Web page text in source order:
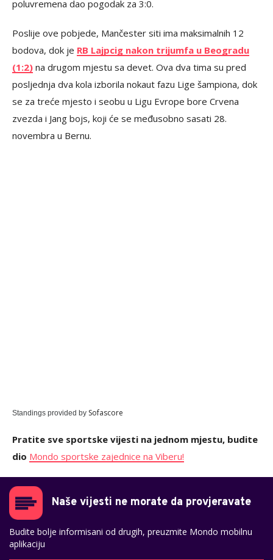
poluvremena dao pogodak za 3:0.
Poslije ove pobjede, Mančester siti ima maksimalnih 12
bodova, dok je RB Lajpcig nakon trijumfa u Beogradu
(1:2) na drugom mjestu sa devet. Ova dva tima su pred
posljednja dva kola izborila nokaut fazu Lige šampiona, dok
se za treće mjesto i seobu u Ligu Evrope bore Crvena
zvezda i Jang bojs, koji će se međusobno sasati 28.
novembra u Bernu.
Standings provided by Sofascore
Pratite sve sportske vijesti na jednom mjestu, budite
dio Mondo sportske zajednice na Viberu!
Naše vijesti ne morate da provjeravate
Budite bolje informisani od drugih, preuzmite Mondo mobilnu
aplikaciju